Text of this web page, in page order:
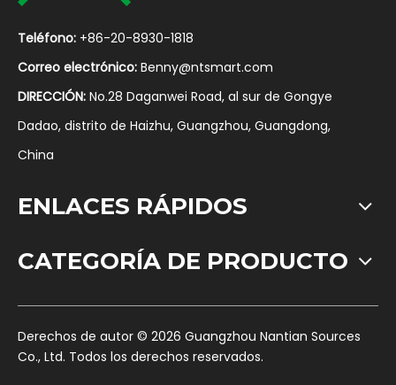
Teléfono: +86-20-8930-1818
Correo electrónico: Benny@ntsmart.com
DIRECCIÓN: No.28 Daganwei Road, al sur de Gongye
Dadao, distrito de Haizhu, Guangzhou, Guangdong,
China
ENLACES RÁPIDOS
CATEGORÍA DE PRODUCTO
​Derechos de autor © 2026 Guangzhou Nantian Sources
Co., Ltd. Todos los derechos reservados.